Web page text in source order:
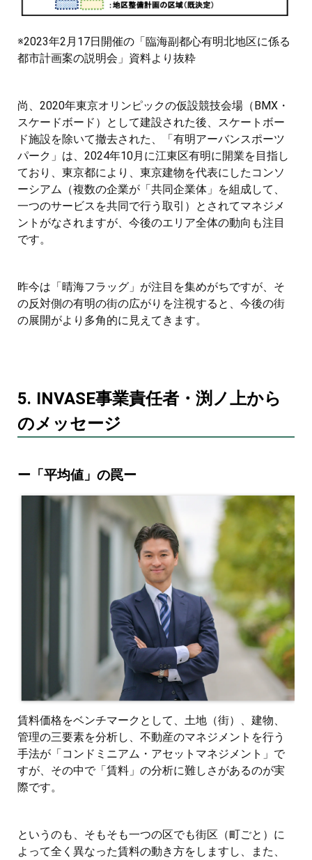
※2023年2月17日開催の「臨海副都心有明北地区に係る
都市計画案の説明会」資料より抜粋
尚、2020年東京オリンピックの仮設競技会場（BMX・
スケードボード）として建設された後、スケートボー
ド施設を除いて撤去された、「有明アーバンスポーツ
パーク」は、2024年10月に江東区有明に開業を目指し
ており、東京都により、東京建物を代表にしたコンソ
ーシアム（複数の企業が「共同企業体」を組成して、
一つのサービスを共同で行う取引）とされてマネジメ
ントがなされますが、今後のエリア全体の動向も注目
です。
昨今は「晴海フラッグ」が注目を集めがちですが、そ
の反対側の有明の街の広がりを注視すると、今後の街
の展開がより多角的に見えてきます。
5. INVASE事業責任者・渕ノ上から
のメッセージ
ー「平均値」の罠ー
賃料価格をベンチマークとして、土地（街）、建物、
管理の三要素を分析し、不動産のマネジメントを行う
手法が「コンドミニアム・アセットマネジメント」で
すが、その中で「賃料」の分析に難しさがあるのが実
際です。
というのも、そもそも一つの区でも街区（町ごと）に
よって全く異なった賃料の動き方をしますし、また、